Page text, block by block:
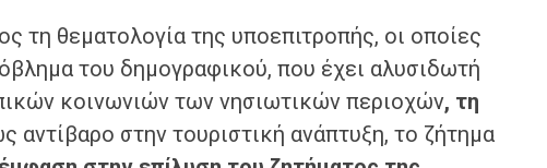
τη θεματολογία της υποεπιτροπής, οι οποίες
του δημογραφικού, που έχει αλυσιδωτή
κοινωνιών των νησιωτικών περιοχών, τη
αντίβαρο στην τουριστική ανάπτυξη, το ζήτημα